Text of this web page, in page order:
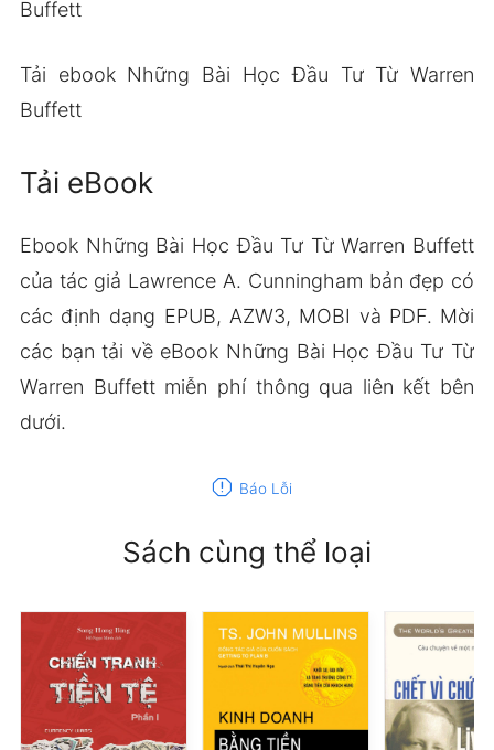
Buffett
Tải ebook Những Bài Học Đầu Tư Từ Warren
Buffett
Tải eBook
Ebook Những Bài Học Đầu Tư Từ Warren Buffett
của tác giả Lawrence A. Cunningham bản đẹp có
các định dạng EPUB, AZW3, MOBI và PDF. Mời
các bạn tải về eBook Những Bài Học Đầu Tư Từ
Warren Buffett miễn phí thông qua liên kết bên
dưới.
report Báo Lỗi
Sách cùng thể loại